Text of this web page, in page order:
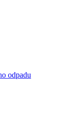
odpadu